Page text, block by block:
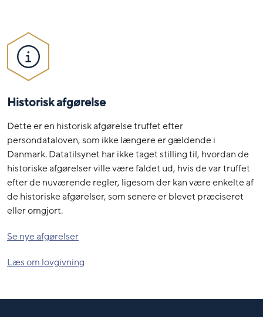
Historisk afgørelse
Dette er en historisk afgørelse truffet efter
persondataloven, som ikke længere er gældende i
Danmark. Datatilsynet har ikke taget stilling til, hvordan de
historiske afgørelser ville være faldet ud, hvis de var truffet
efter de nuværende regler, ligesom der kan være enkelte af
de historiske afgørelser, som senere er blevet præciseret
eller omgjort.
Se nye afgørelser
Læs om lovgivning